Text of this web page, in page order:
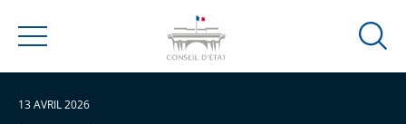
Menu
Ouvrir
13 AVRIL 2026